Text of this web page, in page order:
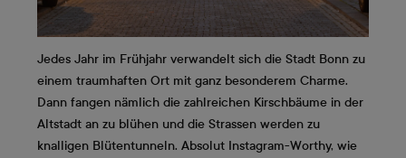
Jedes Jahr im Frühjahr verwandelt sich die Stadt Bonn zu
einem traumhaften Ort mit ganz besonderem Charme.
Dann fangen nämlich die zahlreichen Kirschbäume in der
Altstadt an zu blühen und die Strassen werden zu
knalligen Blütentunneln. Absolut Instagram-Worthy, wie